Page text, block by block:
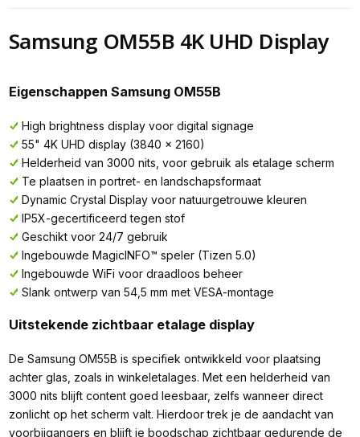
Samsung OM55B 4K UHD Display
Eigenschappen Samsung OM55B
High brightness display voor digital signage
55" 4K UHD display (3840 x 2160)
Helderheid van 3000 nits, voor gebruik als etalage scherm
Te plaatsen in portret- en landschapsformaat
Dynamic Crystal Display voor natuurgetrouwe kleuren
IP5X-gecertificeerd tegen stof
Geschikt voor 24/7 gebruik
Ingebouwde MagicINFO™ speler (Tizen 5.0)
Ingebouwde WiFi voor draadloos beheer
Slank ontwerp van 54,5 mm met VESA-montage
Uitstekende zichtbaar etalage display
De Samsung OM55B is specifiek ontwikkeld voor plaatsing
achter glas, zoals in winkeletalages. Met een helderheid van
3000 nits blijft content goed leesbaar, zelfs wanneer direct
zonlicht op het scherm valt. Hierdoor trek je de aandacht van
voorbijgangers en blijft je boodschap zichtbaar gedurende de